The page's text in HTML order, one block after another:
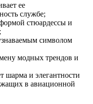
ее
службе;
стюардессы и
символом
модных трендов и
шарма и элегантности
в авиационной